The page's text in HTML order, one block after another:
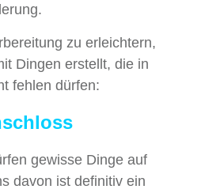
zu erleichtern,
Dingen erstellt, die in
fehlen dürfen:
gewisse Dinge auf
davon ist definitiv ein